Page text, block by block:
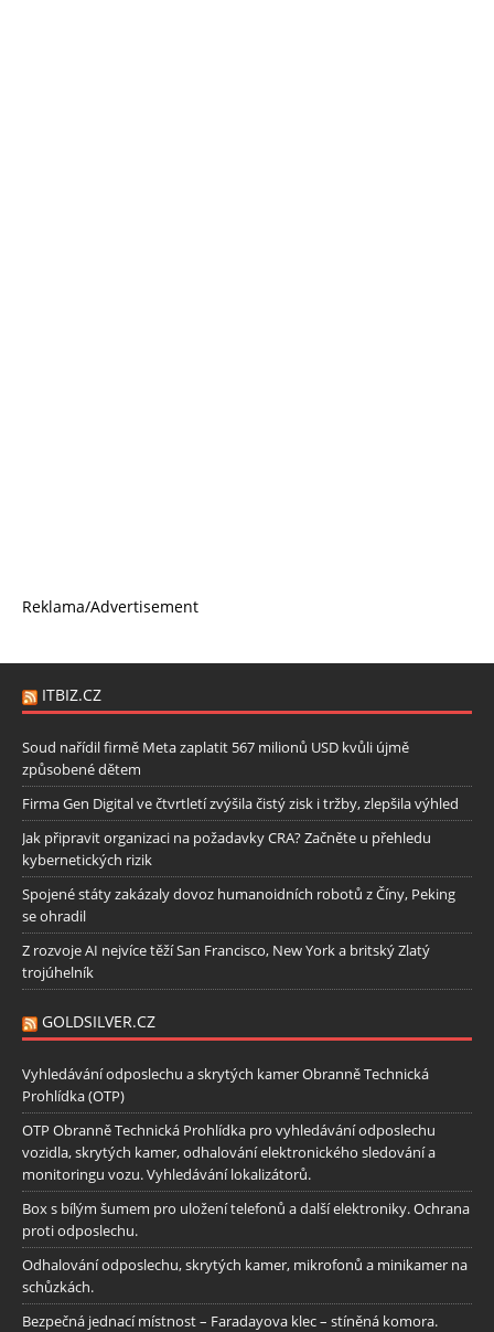
Reklama/Advertisement
ITBIZ.CZ
Soud nařídil firmě Meta zaplatit 567 milionů USD kvůli újmě
způsobené dětem
Firma Gen Digital ve čtvrtletí zvýšila čistý zisk i tržby, zlepšila výhled
Jak připravit organizaci na požadavky CRA? Začněte u přehledu
kybernetických rizik
Spojené státy zakázaly dovoz humanoidních robotů z Číny, Peking
se ohradil
Z rozvoje AI nejvíce těží San Francisco, New York a britský Zlatý
trojúhelník
GOLDSILVER.CZ
Vyhledávání odposlechu a skrytých kamer Obranně Technická
Prohlídka (OTP)
OTP Obranně Technická Prohlídka pro vyhledávání odposlechu
vozidla, skrytých kamer, odhalování elektronického sledování a
monitoringu vozu. Vyhledávání lokalizátorů.
Box s bílým šumem pro uložení telefonů a další elektroniky. Ochrana
proti odposlechu.
Odhalování odposlechu, skrytých kamer, mikrofonů a minikamer na
schůzkách.
Bezpečná jednací místnost – Faradayova klec – stíněná komora.